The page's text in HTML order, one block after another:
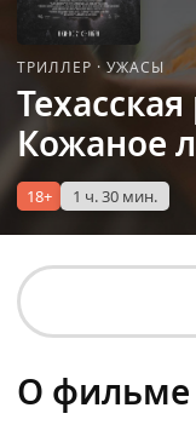
ТРИЛЛЕР ·УЖАСЫ
Кожаное
18+ 1 ч. 30 мин.
О фильме